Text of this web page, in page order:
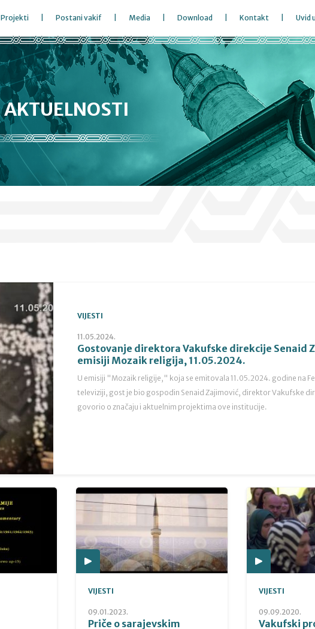
Projekti Postani vakif Media Download Kontakt Uvid
AKTUELNOSTI
VIJESTI
11.05.2024.
Gostovanje direktora Vakufske direkcije Senaid
emisiji Mozaik religija, 11.05.2024.
U emisiji "Mozaik religije," koja se emitovala 11.05.2024. godine na
televiziji, gost je bio gospodin Senaid Zajimović, direktor Vakufske
govorio o značaju i aktuelnim projektima ove institucije.
VIJESTI
09.01.2023.
Priče o sarajevskim
VIJESTI
09.09.2020.
Vakufski